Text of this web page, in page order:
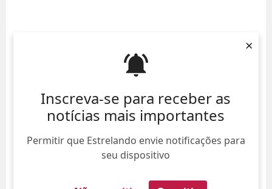
Inscreva-se para receber as
notícias mais importantes
Permitir que Estrelando envie notificações para
seu dispositivo
×